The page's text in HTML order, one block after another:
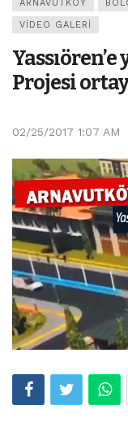
ARNAVUTKÖY
VIDEO GALERI
Projesi
02/25/2017 1:07 AM